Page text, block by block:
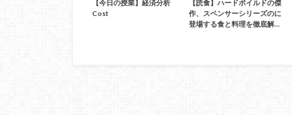
【今日の授業】経済分析
Cost
【読食】ハードボイルドの傑
作、スペンサーシリーズのに
登場する食と料理を徹底解…